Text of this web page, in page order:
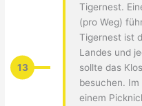
13
Tigernest.
(pro Weg)
Tigernest ist
Landes und
sollte das
besuchen.
einem